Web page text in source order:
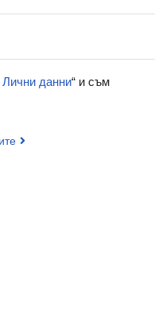
данни“ и съм